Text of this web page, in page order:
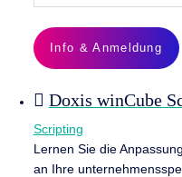
Info & Anmeldung
Doxis winCube
Scripting
Lernen Sie die
an Ihre